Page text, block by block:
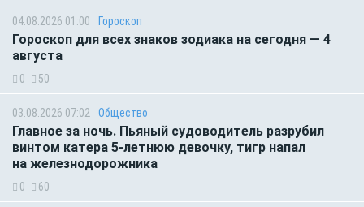
04.08.2026 01:00 Гороскоп
Гороскоп для всех знаков зодиака на сегодня — 4
августа
0 50
03.08.2026 07:02 Общество
Главное за ночь. Пьяный судоводитель разрубил
винтом катера 5-летнюю девочку, тигр напал
на железнодорожника
0 60